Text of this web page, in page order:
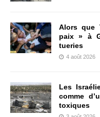
Alors que
paix » à
tueries
4 août 2026
Les
comme
toxiques